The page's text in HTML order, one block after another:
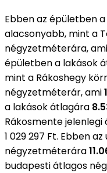
Ebben az épületben
alacsonyabb, mint a
négyzetméterára, ami
épületben a lakások
mint a Rákoshegy
négyzetméterár, ami
a lakások átlagára
Rákosmente
1 029 297 Ft. Ebben
négyzetméterára
budapesti átlagos